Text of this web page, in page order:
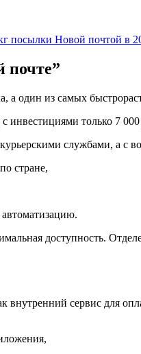
посылки Новой почтой в
почте”
а один из самых
инвестициями только 7
курьерскими службами, а
стране,
автоматизацию.
доступность.
внутренний сервис для